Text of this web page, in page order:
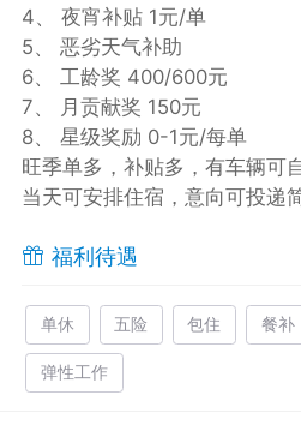
4、 夜宵补贴 1元/单
5、 恶劣天气补助
6、 工龄奖 400/600元
7、 月贡献奖 150元
8、 星级奖励 0-1元/每单
旺季单多，补贴多，有车辆可
当天可安排住宿，意向可投递
福利待遇
单休 五险 包住 餐补
弹性工作